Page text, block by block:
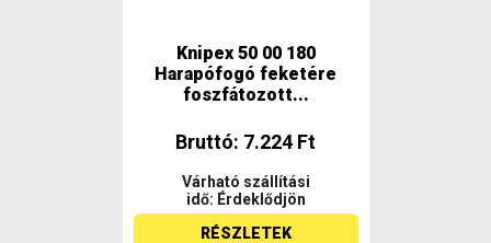
Knipex 50 00 180
Harapófogó feketére
foszfátozott...
Bruttó: 7.224 Ft
Várható szállítási
idő: Érdeklődjön
RÉSZLETEK